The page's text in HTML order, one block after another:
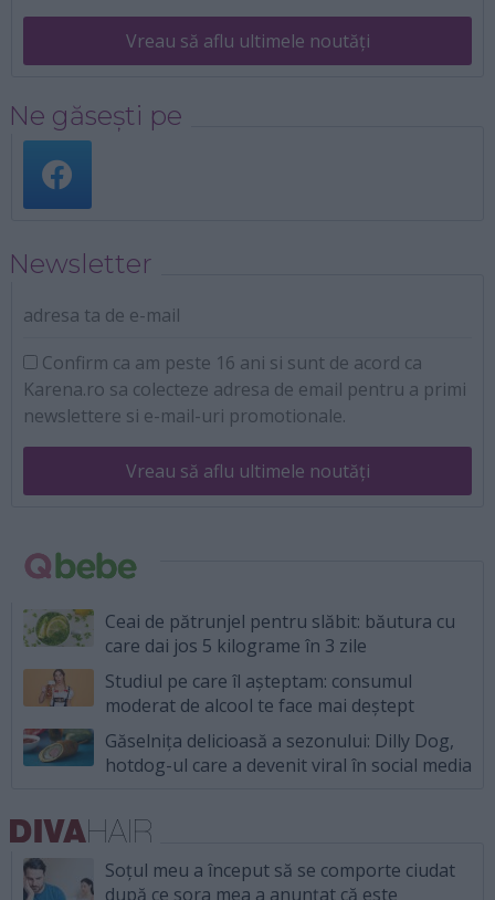
Vreau să aflu ultimele noutăți
Ne găsești pe
Newsletter
adresa ta de e-mail
Confirm ca am peste 16 ani si sunt de acord ca
Karena.ro sa colecteze adresa de email pentru a primi
newslettere si e-mail-uri promotionale.
Vreau să aflu ultimele noutăți
Ceai de pătrunjel pentru slăbit: băutura cu
care dai jos 5 kilograme în 3 zile
Studiul pe care îl așteptam: consumul
moderat de alcool te face mai deștept
Găselnița delicioasă a sezonului: Dilly Dog,
hotdog-ul care a devenit viral în social media
Soțul meu a început să se comporte ciudat
după ce sora mea a anunțat că este